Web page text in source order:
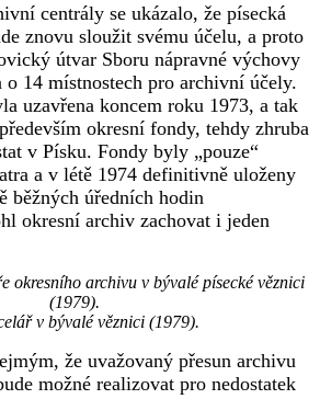
centrály se ukázalo, že písecká
znovu sloužit svému účelu, a proto
útvar Sboru nápravné výchovy
14 místnostech pro archivní účely.
uzavřena koncem roku 1973, a tak
okresní fondy, tehdy zhruba
v Písku. Fondy byly „pouze“
a v létě 1974 definitivně uloženy
běžných úředních hodin
okresní archiv zachovat i jeden
okresního archivu v bývalé písecké věznici
(1979).
v bývalé věznici (1979).
že uvažovaný přesun archivu
možné realizovat pro nedostatek